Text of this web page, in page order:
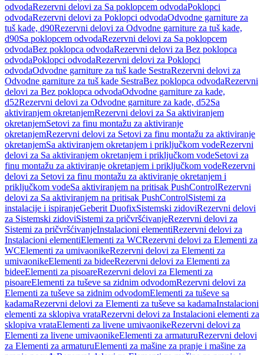
odvodaRezervni delovi za Sa poklopcem odvodaPoklopci
odvodaRezervni delovi za Poklopci odvodaOdvodne garniture za
tuš kade, d90Rezervni delovi za Odvodne garniture za tuš kade,
d90Sa poklopcem odvodaRezervni delovi za Sa poklopcem
odvodaBez poklopca odvodaRezervni delovi za Bez poklopca
odvodaPoklopci odvodaRezervni delovi za Poklopci
odvodaOdvodne garniture za tuš kade SestraRezervni delovi za
Odvodne garniture za tuš kade SestraBez poklopca odvodaRezervni
delovi za Bez poklopca odvodaOdvodne garniture za kade,
d52Rezervni delovi za Odvodne garniture za kade, d52Sa
aktiviranjem okretanjemRezervni delovi za Sa aktiviranjem
okretanjemSetovi za finu montažu za aktiviranje
okretanjemRezervni delovi za Setovi za finu montažu za aktiviranje
okretanjemSa aktiviranjem okretanjem i priključkom vodeRezervni
delovi za Sa aktiviranjem okretanjem i priključkom vodeSetovi za
finu montažu za aktiviranje okretanjem i priključkom vodeRezervni
delovi za Setovi za finu montažu za aktiviranje okretanjem i
priključkom vodeSa aktiviranjem na pritisak PushControlRezervni
delovi za Sa aktiviranjem na pritisak PushControlSistemi za
instalacije i ispiranjeGeberit DuofixSistemski zidoviRezervni delovi
za Sistemski zidoviSistemi za pričvršćivanjeRezervni delovi za
Sistemi za pričvršćivanjeInstalacioni elementiRezervni delovi za
Instalacioni elementiElementi za WCRezervni delovi za Elementi za
WCElementi za umivaonikeRezervni delovi za Elementi za
umivaonikeElementi za bideeRezervni delovi za Elementi za
bideeElementi za pisoareRezervni delovi za Elementi za
pisoareElementi za tuševe sa zidnim odvodomRezervni delovi za
Elementi za tuševe sa zidnim odvodomElementi za tuševe sa
kadamaRezervni delovi za Elementi za tuševe sa kadamaInstalacioni
elementi za sklopiva vrataRezervni delovi za Instalacioni elementi za
sklopiva vrataElementi za livene umivaonikeRezervni delovi za
Elementi za livene umivaonikeElementi za armaturuRezervni delovi
za Elementi za armaturuElementi za mašine za pranje i mašine za